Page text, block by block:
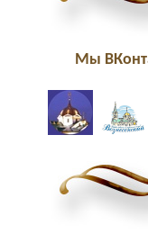
Мы